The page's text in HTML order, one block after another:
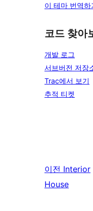
이 테마 번역하
코드 찾아
개발 로그
서브버전 저장
Trac에서 보기
추적 티켓
이전 Interior
House